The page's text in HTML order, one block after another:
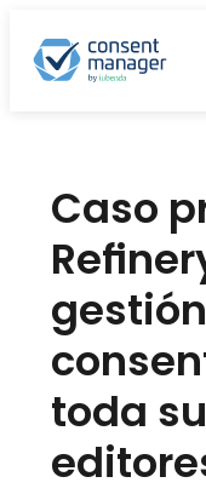
contenido
Caso
toda